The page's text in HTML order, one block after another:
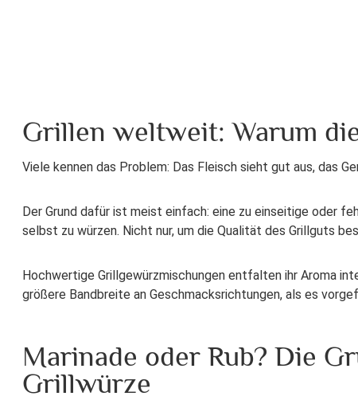
Grillen weltweit: Warum
Viele kennen das Problem: Das Fleisch sieht gut aus, das
Der Grund dafür ist meist einfach: eine zu einseitige oder
selbst zu würzen. Nicht nur, um die Qualität des Grillguts
Hochwertige Grillgewürzmischungen entfalten ihr Aroma
größere Bandbreite an Geschmacksrichtungen, als es
Marinade oder Rub? Die
Grillwürze